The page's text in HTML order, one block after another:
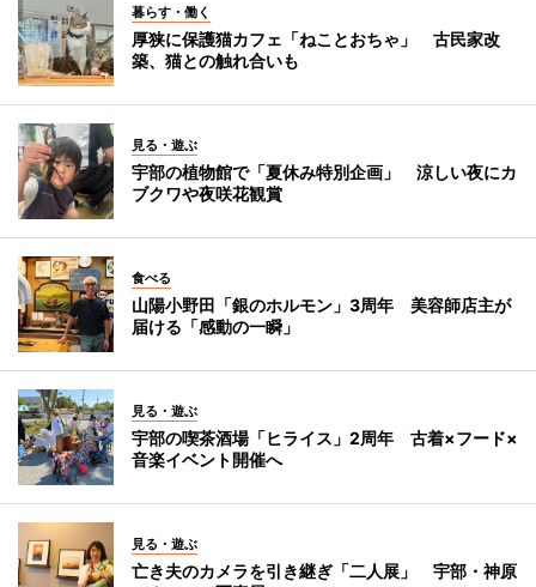
暮らす・働く
厚狭に保護猫カフェ「ねことおちゃ」 古民家改
築、猫との触れ合いも
見る・遊ぶ
宇部の植物館で「夏休み特別企画」 涼しい夜にカ
ブクワや夜咲花観賞
食べる
山陽小野田「銀のホルモン」3周年 美容師店主が
届ける「感動の一瞬」
見る・遊ぶ
宇部の喫茶酒場「ヒライス」2周年 古着×フード×
音楽イベント開催へ
見る・遊ぶ
亡き夫のカメラを引き継ぎ「二人展」 宇部・神原